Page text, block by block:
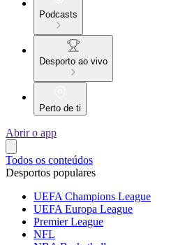
Podcasts
Desporto ao vivo
Perto de ti
Abrir o app
Todos os conteúdos
Desportos populares
UEFA Champions League
UEFA Europa League
Premier League
NFL